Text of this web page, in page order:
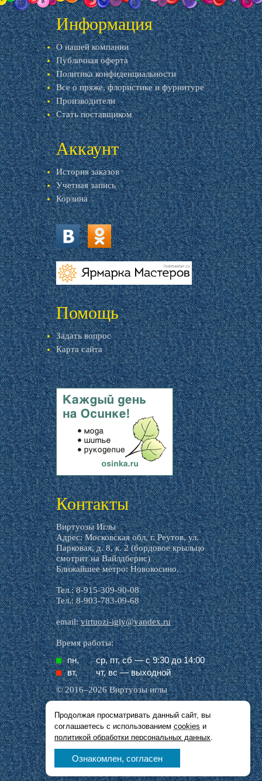
Информация
О нашей компании
Публичная оферта
Политика конфиденциальности
Все о пряже, флористике и фурнитуре
Производители
Стать поставщиком
Аккаунт
История заказов
Учетная запись
Корзина
vk.com ok.ru
livemaster.ru
Помощь
Задать вопрос
Карта сайта
livemaster.ru
Контакты
Виртуозы Иглы
Адрес: Московская обл, г. Реутов, ул.
Парковая, д. 8, к. 2 (бордовое крыльцо
смотрит на Вайлдберис)
Ближайшее метро: Новокосино.
Тел.: 8-915-309-90-08
Тел.: 8-903-783-09-68
email:virtuozi-igly@yandex.ru
Время работы:
пн,
ср, пт, cб — с 9:30 до 14:00
вт,
чт, вс — выходной
© 2016–2026 Виртуозы иглы
Все названия производителей, символика и
описания, присутствующие в наших картинках
и тексте, используются исключительно в целях
идентификации.
Продолжая просматривать данный сайт, вы
соглашаетесь с использованием cookies и
политикой обработки персональных данных.
Ознакомлен, согласен